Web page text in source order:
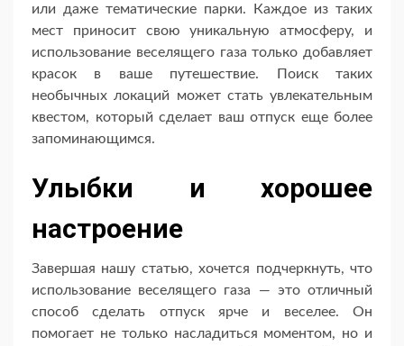
или даже тематические парки. Каждое из таких
мест приносит свою уникальную атмосферу, и
использование веселящего газа только добавляет
красок в ваше путешествие. Поиск таких
необычных локаций может стать увлекательным
квестом, который сделает ваш отпуск еще более
запоминающимся.
Улыбки и хорошее
настроение
Завершая нашу статью, хочется подчеркнуть, что
использование веселящего газа — это отличный
способ сделать отпуск ярче и веселее. Он
помогает не только насладиться моментом, но и